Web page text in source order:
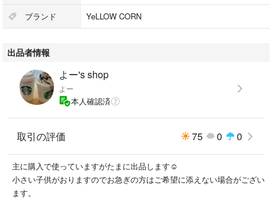
ブランド YeLLOW CORN
出品者情報
よー's shop
よー
本人確認済
取引の評価 75 0 0
主に購入で使っていますがたまに出品します☺️
小さい子供がおりますのでお急ぎの方はご希望に添えない場合がござい
ます。